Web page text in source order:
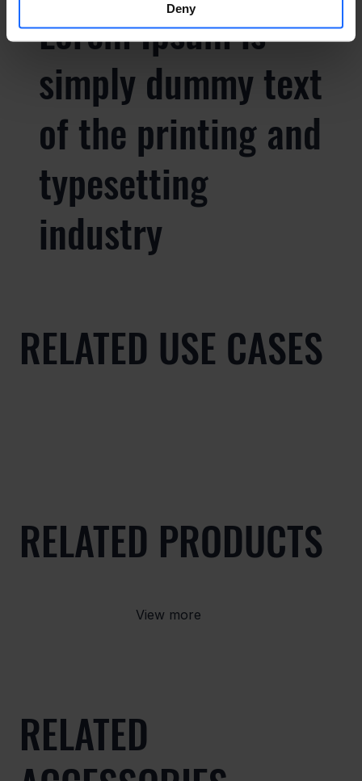
Deny
Lorem Ipsum is
simply dummy text
of the printing and
typesetting
industry
RELATED USE CASES
RELATED PRODUCTS
View more
RELATED